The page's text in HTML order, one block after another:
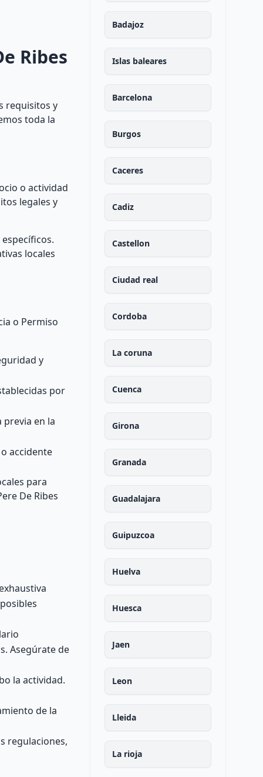
Ribes
requisitos y
toda la
o actividad
legales y
locales
o Permiso
y
por
en la
accidente
para
De Ribes
Asegúrate de
la actividad.
de la
regulaciones,
Badajoz
Islas baleares
Barcelona
Burgos
Caceres
Cadiz
Castellon
Ciudad real
Cordoba
La coruna
Cuenca
Girona
Granada
Guadalajara
Guipuzcoa
Huelva
Huesca
Jaen
Leon
Lleida
La rioja